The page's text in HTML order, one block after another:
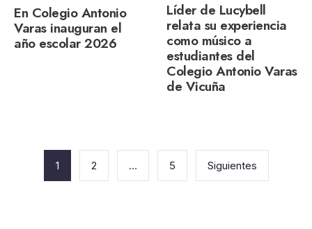
Líder de Lucybell
relata su experiencia
como músico a
estudiantes del
Colegio Antonio Varas
de Vicuña
En Colegio Antonio
Varas inauguran el
año escolar 2026
Paginación
1 2 … 5 Siguientes